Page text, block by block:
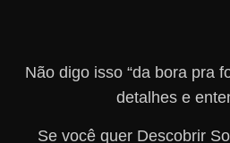
Não digo isso “da bora pra
detalhes e
Se você quer Descobrir